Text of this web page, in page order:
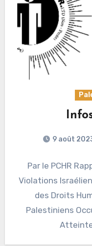
9 août
Par le PCHR
Violations
des Droits
Palestiniens